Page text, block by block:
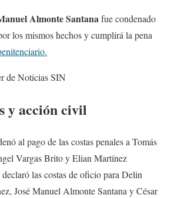
Almonte Santanafue condenado
los mismos hechos y cumplirá la pena
de Noticias SIN
y acción civil
al pago de las costas penales a Tomás
Vargas Brito y Elian Martínez
las costas de oficio para Delin
José Manuel Almonte Santana y César